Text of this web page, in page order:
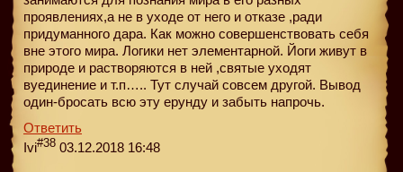
проявлениях,а не в уходе от него и отказе ,ради
придуманного дара. Как можно совершенствовать себя
вне этого мира. Логики нет элементарной. Йоги живут в
природе и растворяются в ней ,святые уходят
вуединение и т.п….. Тут случай совсем другой. Вывод
один-бросать всю эту ерунду и забыть напрочь.
Ответить
Ivi#38 03.12.2018 16:48